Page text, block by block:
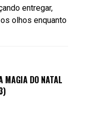
entregar,
olhos enquanto
MAGIA DO NATAL